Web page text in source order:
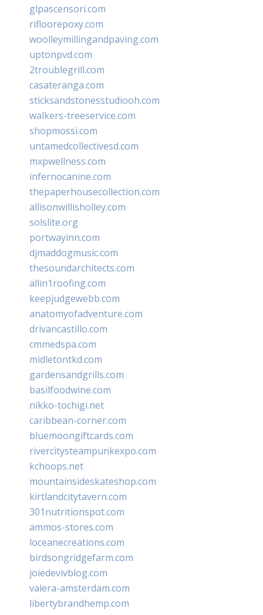
glpascensori.com
rifloorepoxy.com
woolleymillingandpaving.com
uptonpvd.com
2troublegrill.com
casateranga.com
sticksandstonesstudiooh.com
walkers-treeservice.com
shopmossi.com
untamedcollectivesd.com
mxpwellness.com
infernocanine.com
thepaperhousecollection.com
allisonwillisholley.com
solslite.org
portwayinn.com
djmaddogmusic.com
thesoundarchitects.com
allin1roofing.com
keepjudgewebb.com
anatomyofadventure.com
drivancastillo.com
cmmedspa.com
midletontkd.com
gardensandgrills.com
basilfoodwine.com
nikko-tochigi.net
caribbean-corner.com
bluemoongiftcards.com
rivercitysteampunkexpo.com
kchoops.net
mountainsideskateshop.com
kirtlandcitytavern.com
301nutritionspot.com
ammos-stores.com
loceanecreations.com
birdsongridgefarm.com
joiedevivblog.com
valera-amsterdam.com
libertybrandhemp.com